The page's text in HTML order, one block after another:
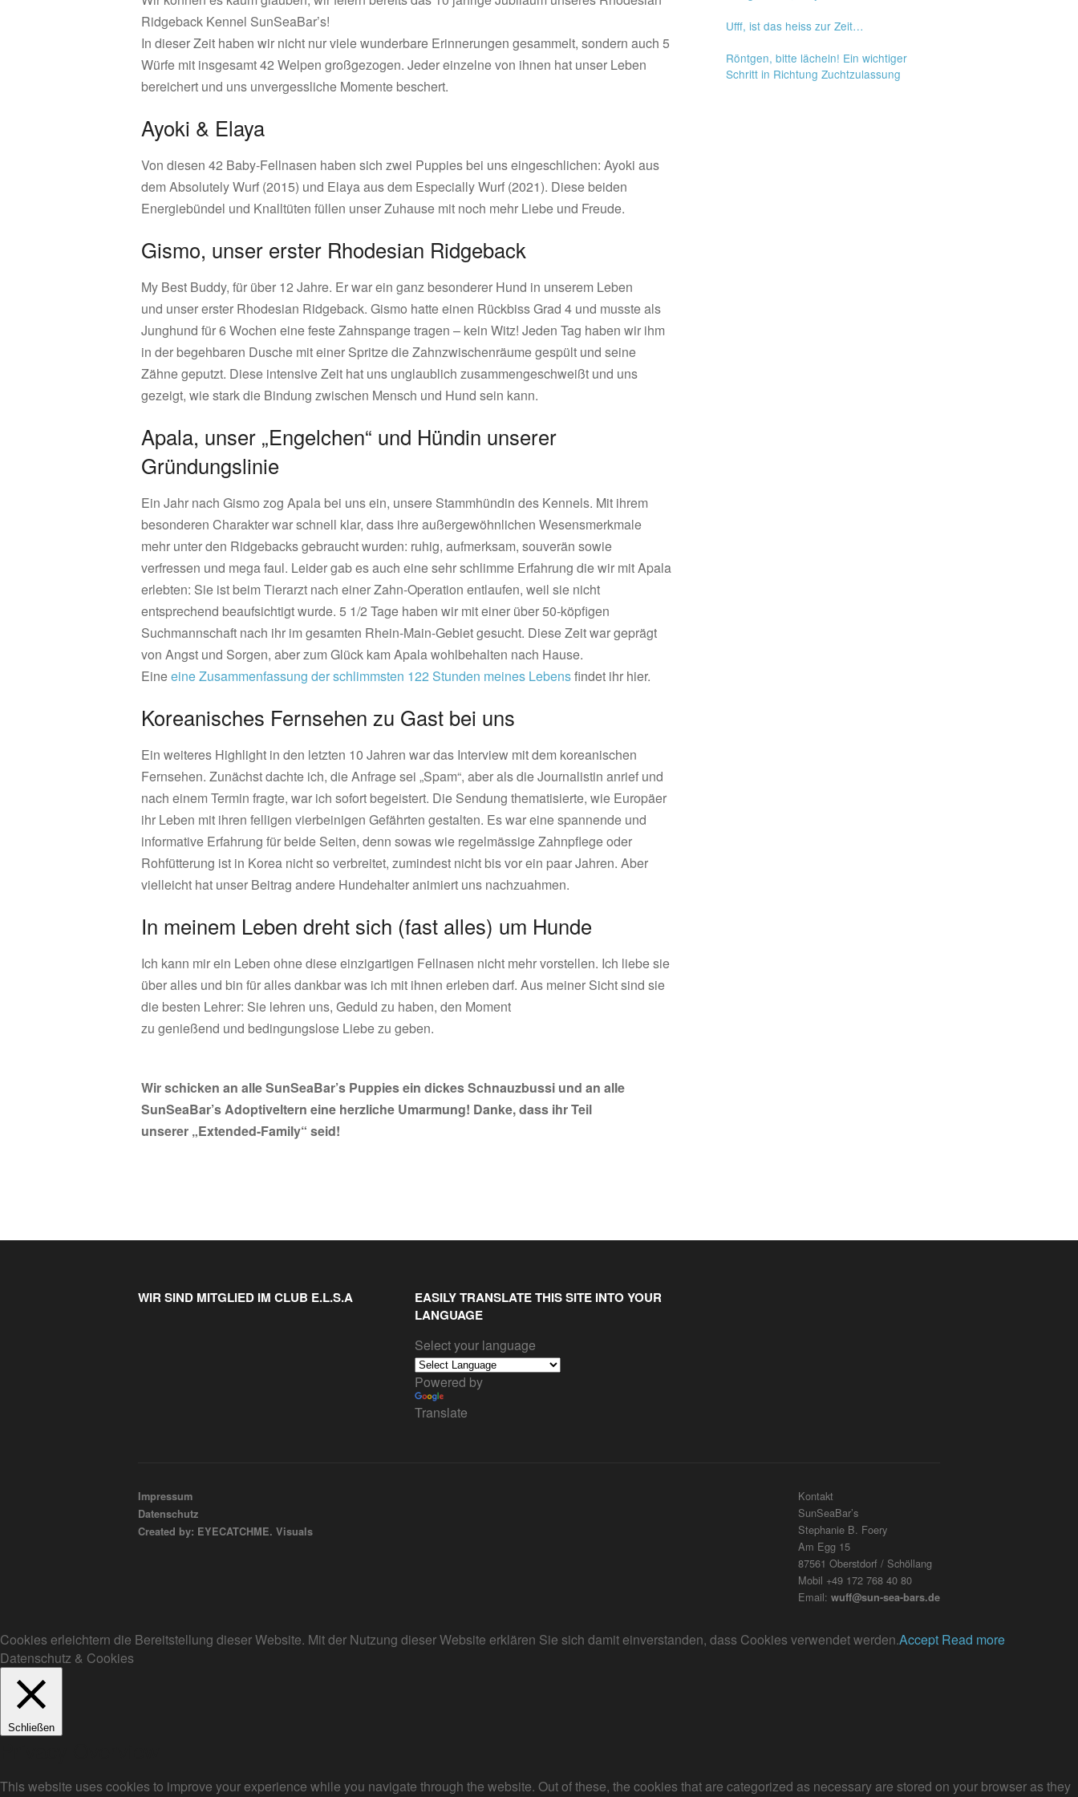
Ridgeback Kennel SunSeaBar’s!
In dieser Zeit haben wir nicht nur viele wunderbare Erinnerungen gesammelt, sondern auch 5
Würfe mit insgesamt 42 Welpen großgezogen. Jeder einzelne von ihnen hat unser Leben
bereichert und uns unvergessliche Momente beschert.
Ayoki & Elaya
Von diesen 42 Baby-Fellnasen haben sich zwei Puppies bei uns eingeschlichen: Ayoki aus
dem Absolutely Wurf (2015) und Elaya aus dem Especially Wurf (2021). Diese beiden
Energiebündel und Knalltüten füllen unser Zuhause mit noch mehr Liebe und Freude.
Gismo, unser erster Rhodesian Ridgeback
My Best Buddy, für über 12 Jahre. Er war ein ganz besonderer Hund in unserem Leben
und unser erster Rhodesian Ridgeback. Gismo hatte einen Rückbiss Grad 4 und musste als
Junghund für 6 Wochen eine feste Zahnspange tragen – kein Witz! Jeden Tag haben wir ihm
in der begehbaren Dusche mit einer Spritze die Zahnzwischenräume gespült und seine
Zähne geputzt. Diese intensive Zeit hat uns unglaublich zusammengeschweißt und uns
gezeigt, wie stark die Bindung zwischen Mensch und Hund sein kann.
Apala, unser „Engelchen“ und Hündin unserer
Gründungslinie
Ein Jahr nach Gismo zog Apala bei uns ein, unsere Stammhündin des Kennels. Mit ihrem
besonderen Charakter war schnell klar, dass ihre außergewöhnlichen Wesensmerkmale
mehr unter den Ridgebacks gebraucht wurden: ruhig, aufmerksam, souverän sowie
verfressen und mega faul. Leider gab es auch eine sehr schlimme Erfahrung die wir mit Apala
erlebten: Sie ist beim Tierarzt nach einer Zahn-Operation entlaufen, weil sie nicht
entsprechend beaufsichtigt wurde. 5 1/2 Tage haben wir mit einer über 50-köpfigen
Suchmannschaft nach ihr im gesamten Rhein-Main-Gebiet gesucht. Diese Zeit war geprägt
von Angst und Sorgen, aber zum Glück kam Apala wohlbehalten nach Hause.
Eineeine Zusammenfassung der schlimmsten 122 Stunden meines Lebensfindet ihr hier.
Koreanisches Fernsehen zu Gast bei uns
Ein weiteres Highlight in den letzten 10 Jahren war das Interview mit dem koreanischen
Fernsehen. Zunächst dachte ich, die Anfrage sei „Spam“, aber als die Journalistin anrief und
nach einem Termin fragte, war ich sofort begeistert. Die Sendung thematisierte, wie Europäer
ihr Leben mit ihren felligen vierbeinigen Gefährten gestalten. Es war eine spannende und
informative Erfahrung für beide Seiten, denn sowas wie regelmässige Zahnpflege oder
Rohfütterung ist in Korea nicht so verbreitet, zumindest nicht bis vor ein paar Jahren. Aber
vielleicht hat unser Beitrag andere Hundehalter animiert uns nachzuahmen.
In meinem Leben dreht sich (fast alles) um Hunde
Ich kann mir ein Leben ohne diese einzigartigen Fellnasen nicht mehr vorstellen. Ich liebe sie
über alles und bin für alles dankbar was ich mit ihnen erleben darf. Aus meiner Sicht sind sie
die besten Lehrer: Sie lehren uns, Geduld zu haben, den Moment
zu genießend und bedingungslose Liebe zu geben.
Wir schicken an alle SunSeaBar’s Puppies ein dickes Schnauzbussi und an alle
SunSeaBar’s Adoptiveltern eine herzliche Umarmung! Danke, dass ihr Teil
unserer „Extended-Family“ seid!
Ufff, ist das heiss zur Zeit…
Röntgen, bitte lächeln! Ein wichtiger
Schritt in Richtung Zuchtzulassung
WIR SIND MITGLIED IM CLUB E.L.S.A
EASILY TRANSLATE THIS SITE INTO YOUR
LANGUAGE
Select your language
Powered by
Translate
Impressum
Datenschutz
Created by: EYECATCHME. Visuals
Kontakt
SunSeaBar’s
Stephanie B. Foery
Am Egg 15
87561 Oberstdorf / Schöllang
Mobil +49 172 768 40 80
Email: wuff@sun-sea-bars.de
Cookies erleichtern die Bereitstellung dieser Website. Mit der Nutzung dieser Website erklären Sie sich damit einverstanden, dass Cookies verwendet werden.Accept Read more
Datenschutz & Cookies
Schließen
This website uses cookies to improve your experience while you navigate through the website. Out of these, the cookies that are categorized as necessary are stored on your browser as they